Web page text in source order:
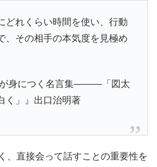
どれくらい時間を使い、行動
、その相手の本気度を見極め
が身につく名言集―――「図太
く」』出口治明著
、直接会って話すことの重要性を